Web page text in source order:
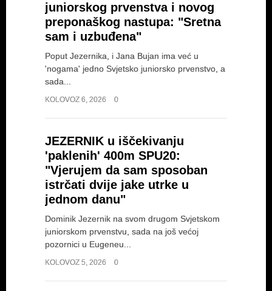
juniorskog prvenstva i novog
preponaškog nastupa: "Sretna
sam i uzbuđena"
Poput Jezernika, i Jana Bujan ima već u
'nogama' jedno Svjetsko juniorsko prvenstvo, a
sada...
KOLOVOZ 6, 2026 0
JEZERNIK u iščekivanju
'paklenih' 400m SPU20:
"Vjerujem da sam sposoban
istrčati dvije jake utrke u
jednom danu"
Dominik Jezernik na svom drugom Svjetskom
juniorskom prvenstvu, sada na još većoj
pozornici u Eugeneu...
KOLOVOZ 5, 2026 0